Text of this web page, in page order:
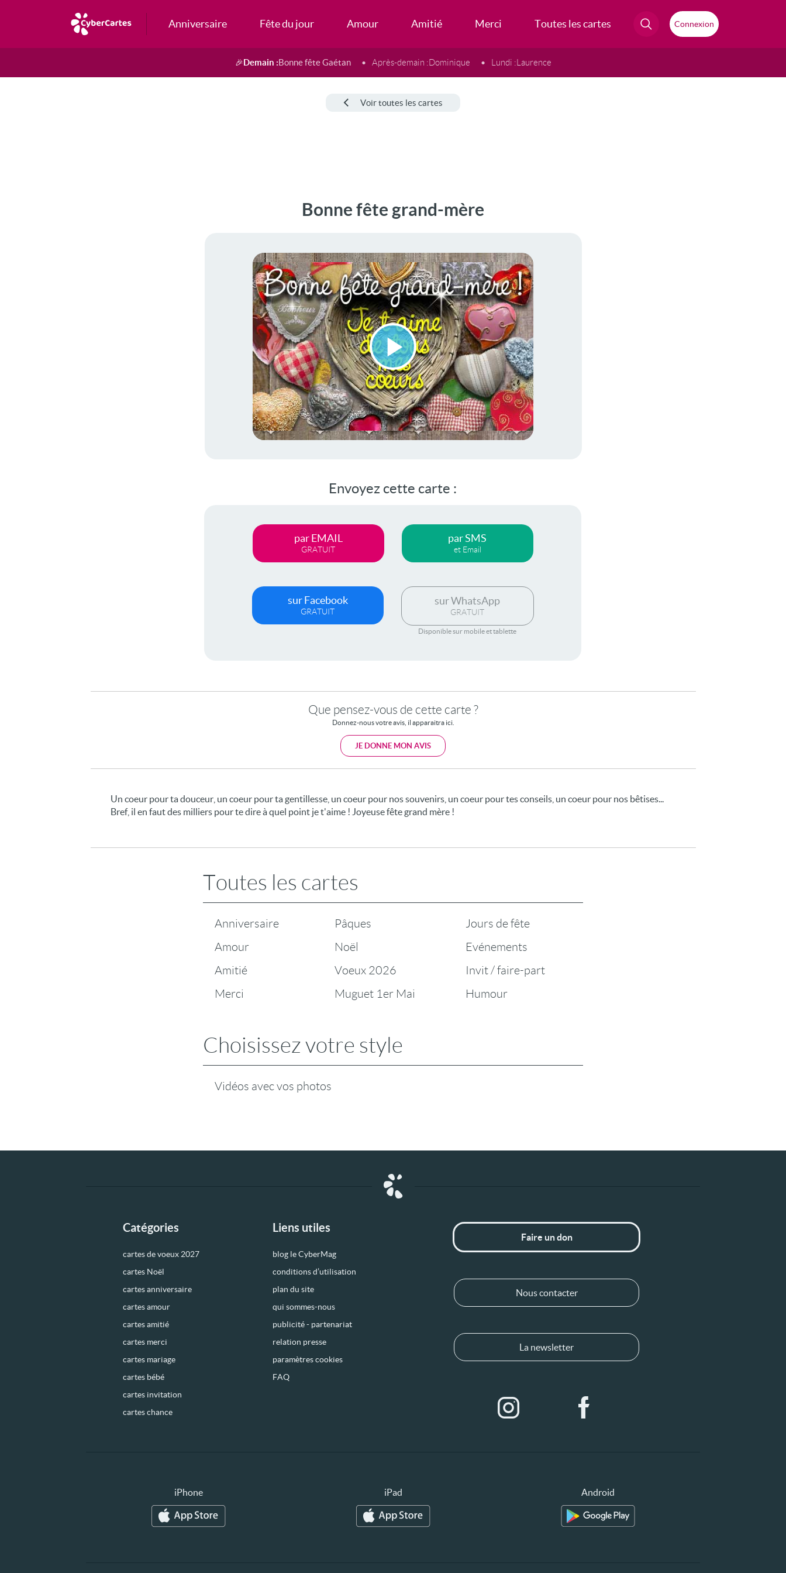
Anniversaire Fête du jour Amour Amitié Merci Toutes les cartes Connexion
🎉Demain :Bonne fête Gaétan Après-demain :Dominique Lundi :Laurence
Voir toutes les cartes
Bonne fête grand-mère
Lire
la
Envoyez cette carte :
par EMAIL
GRATUIT
par SMS
et Email
sur Facebook
GRATUIT
sur WhatsApp
GRATUIT
Disponible sur mobile et tablette
Que pensez-vous de cette carte ?
Donnez-nous votre avis, il apparaitra ici.
JE DONNE MON AVIS
Un coeur pour ta douceur, un coeur pour ta gentillesse, un coeur pour nos souvenirs, un coeur pour tes conseils, un coeur pour nos bêtises...
Bref, il en faut des milliers pour te dire à quel point je t'aime ! Joyeuse fête grand mère !
Toutes les cartes
Anniversaire
Amour
Amitié
Merci
Pâques
Noël
Voeux 2026
Muguet 1er Mai
Jours de fête
Evénements
Invit / faire-part
Humour
Choisissez votre style
Vidéos avec vos photos
Catégories
cartes de voeux 2027
cartes Noël
cartes anniversaire
cartes amour
cartes amitié
cartes merci
cartes mariage
cartes bébé
cartes invitation
cartes chance
Liens utiles
blog le CyberMag
conditions d’utilisation
plan du site
qui sommes-nous
publicité - partenariat
relation presse
paramètres cookies
FAQ
Faire un don
Nous contacter
La newsletter
iPhone iPad Android